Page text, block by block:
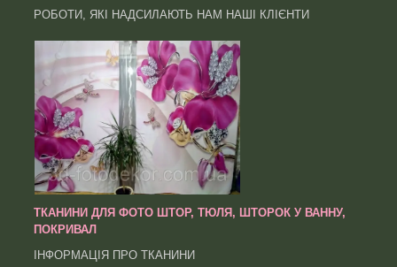
РОБОТИ, ЯКІ НАДСИЛАЮТЬ НАМ НАШІ КЛІЄНТИ
ТКАНИНИ ДЛЯ ФОТО ШТОР, ТЮЛЯ, ШТОРОК У ВАННУ,
ПОКРИВАЛ
ІНФОРМАЦІЯ ПРО ТКАНИНИ